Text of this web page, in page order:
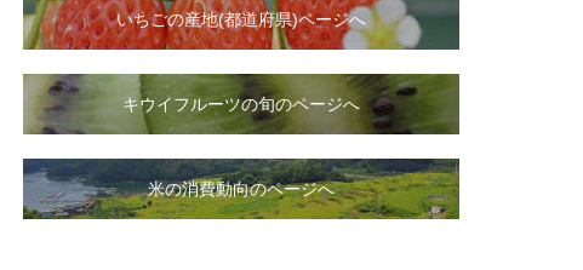
いちごの産地(都道府県)ページへ
キウイフルーツの旬のページへ
米の消費動向のページへ